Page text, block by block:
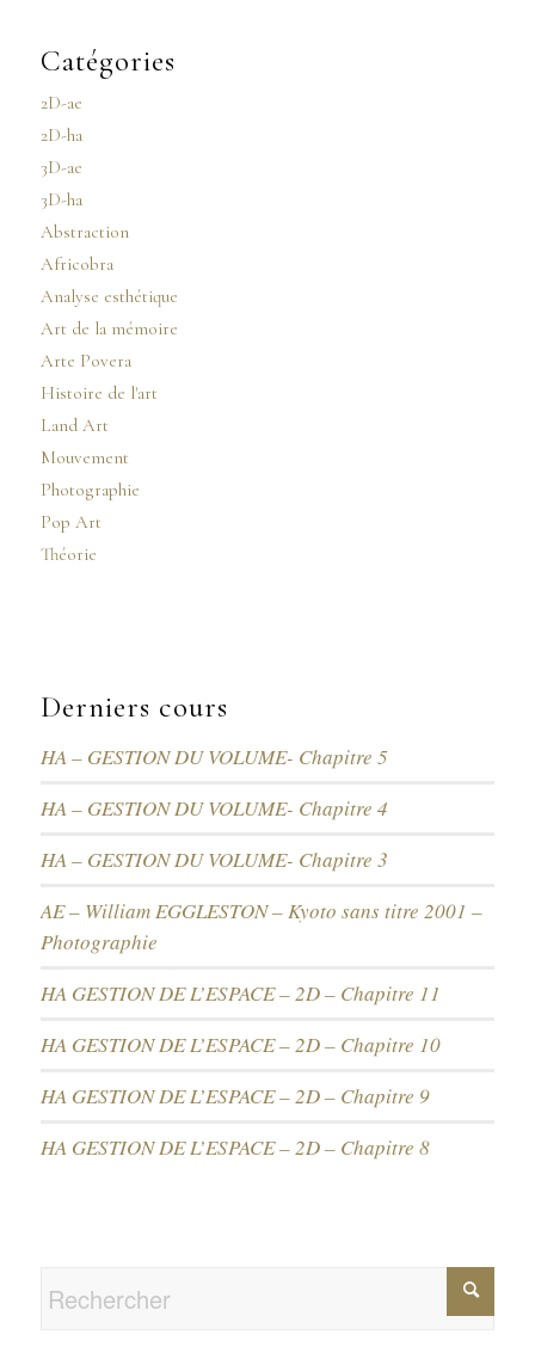
Catégories
2D-ae
2D-ha
3D-ae
3D-ha
Abstraction
Africobra
Analyse esthétique
Art de la mémoire
Arte Povera
Histoire de l'art
Land Art
Mouvement
Photographie
Pop Art
Théorie
Derniers cours
HA – GESTION DU VOLUME- Chapitre 5
HA – GESTION DU VOLUME- Chapitre 4
HA – GESTION DU VOLUME- Chapitre 3
AE – William EGGLESTON – Kyoto sans titre 2001 –
Photographie
HA GESTION DE L’ESPACE – 2D – Chapitre 11
HA GESTION DE L’ESPACE – 2D – Chapitre 10
HA GESTION DE L’ESPACE – 2D – Chapitre 9
HA GESTION DE L’ESPACE – 2D – Chapitre 8